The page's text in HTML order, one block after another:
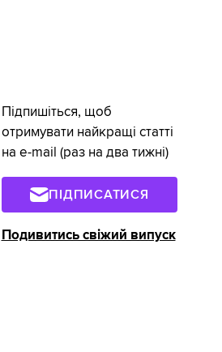
Підпишіться, щоб
отримувати найкращі статті
на e-mail (раз на два тижні)
ПІДПИСАТИСЯ
Подивитись свіжий випуск